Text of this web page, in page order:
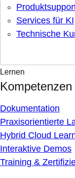
Services für KI
Technische
Lernen
Dokumentation
Praxisorientierte
Hybrid Cloud
Interaktive Demos
Training &